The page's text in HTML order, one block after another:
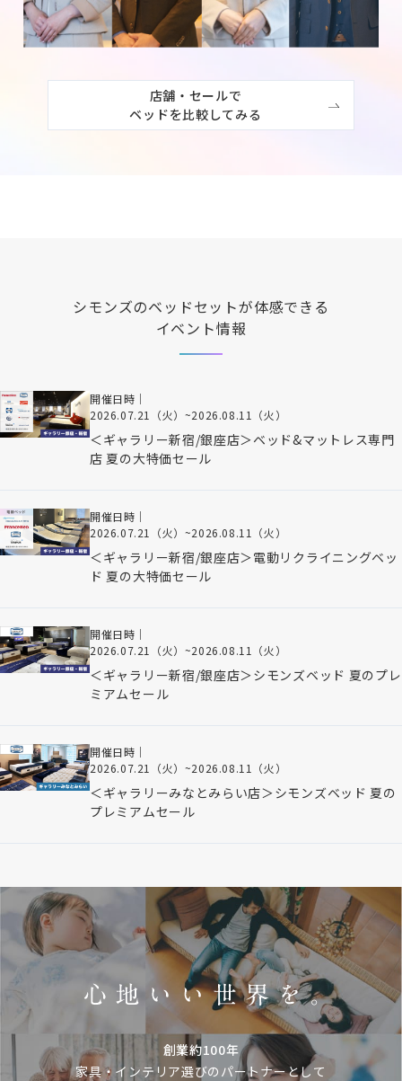
店舗・セールで
ベッドを比較してみる
シモンズのベッドセットが体感できる
イベント情報
開催日時｜
2026.07.21（火） ~2026.08.11（火）
＜ギャラリー新宿/銀座店＞ベッド&マットレス専門
店 夏の大特価セール
開催日時｜
2026.07.21（火） ~2026.08.11（火）
＜ギャラリー新宿/銀座店＞電動リクライニングベッ
ド 夏の大特価セール
開催日時｜
2026.07.21（火） ~2026.08.11（火）
＜ギャラリー新宿/銀座店＞シモンズベッド 夏のプレ
ミアムセール
開催日時｜
2026.07.21（火） ~2026.08.11（火）
＜ギャラリーみなとみらい店＞シモンズベッド 夏の
プレミアムセール
創業約100年
家具・インテリア選びのパートナーとして